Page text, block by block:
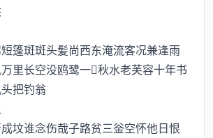
斑斑头髪尚西东淹流客况兼逢雨
里长空没鸥鹭一秋水老芙容十年书
把钓翁
谁念伤哉子路贫三釡空怀他日恨